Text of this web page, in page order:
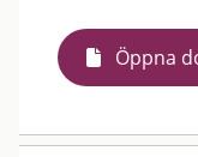
Öppna